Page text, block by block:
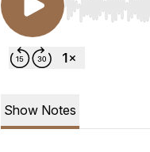
Use Left/Right
Show Notes